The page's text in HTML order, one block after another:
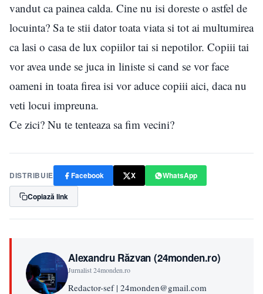
vandut ca painea calda. Cine nu isi doreste o astfel de
locuinta? Sa te stii dator toata viata si tot ai multumirea
ca lasi o casa de lux copiilor tai si nepotilor. Copiii tai
vor avea unde se juca in liniste si cand se vor face
oameni in toata firea isi vor aduce copiii aici, daca nu
veti locui impreuna.
Ce zici? Nu te tenteaza sa fim vecini?
DISTRIBUIE Facebook X
WhatsApp
Copiază link
Alexandru Răzvan (24monden.ro)
Jurnalist 24monden.ro
Redactor-sef | 24monden@gmail.com